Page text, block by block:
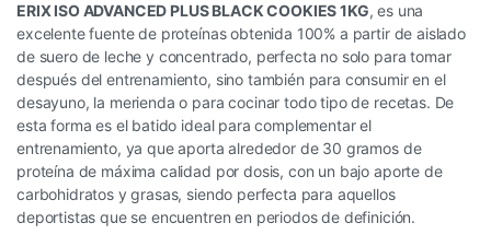
ERIX ISO ADVANCED PLUS BLACK COOKIES 1KG, es una
excelente fuente de proteínas obtenida 100% a partir de aislado
de suero de leche y concentrado, perfecta no solo para tomar
después del entrenamiento, sino también para consumir en el
desayuno, la merienda o para cocinar todo tipo de recetas. De
esta forma es el batido ideal para complementar el
entrenamiento, ya que aporta alrededor de 30 gramos de
proteína de máxima calidad por dosis, con un bajo aporte de
carbohidratos y grasas, siendo perfecta para aquellos
deportistas que se encuentren en periodos de definición.